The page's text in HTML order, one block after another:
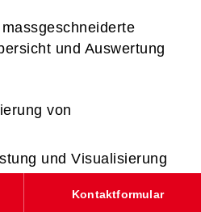
und Auswertung
von
und Visualisierung
Kontaktformular